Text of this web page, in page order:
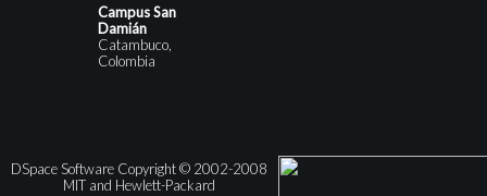
Campus San
Damián
Catambuco,
Colombia
DSpace Software Copyright © 2002-2008
MIT and Hewlett-Packard